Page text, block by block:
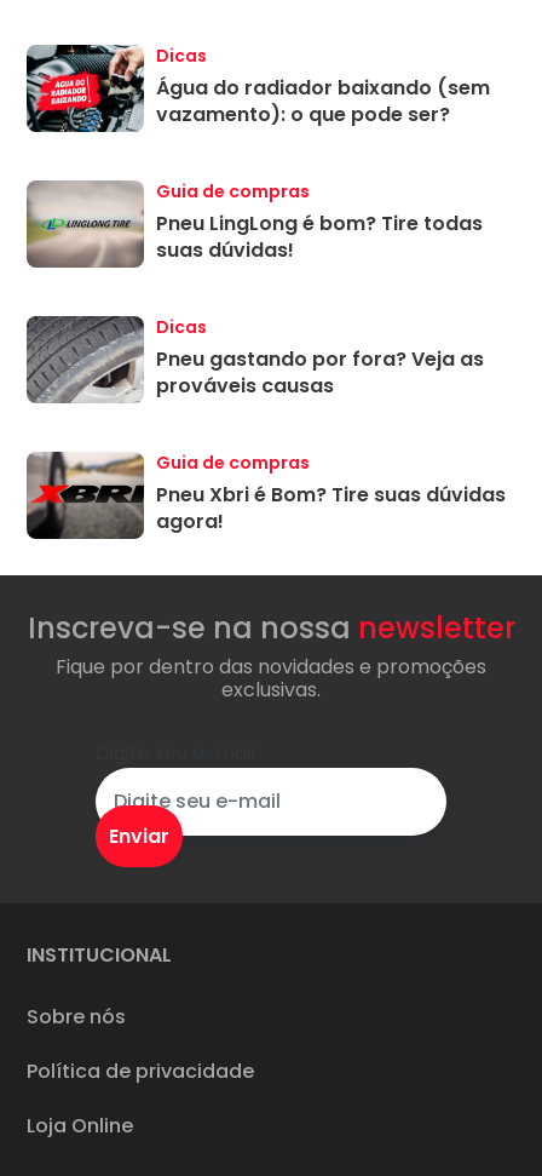
Dicas
Água do radiador baixando (sem
vazamento): o que pode ser?
Guia de compras
Pneu LingLong é bom? Tire todas
suas dúvidas!
Dicas
Pneu gastando por fora? Veja as
prováveis causas
Guia de compras
Pneu Xbri é Bom? Tire suas dúvidas
agora!
Inscreva-se na nossa newsletter
Fique por dentro das novidades e promoções
exclusivas.
INSTITUCIONAL
Sobre nós
Política de privacidade
Loja Online